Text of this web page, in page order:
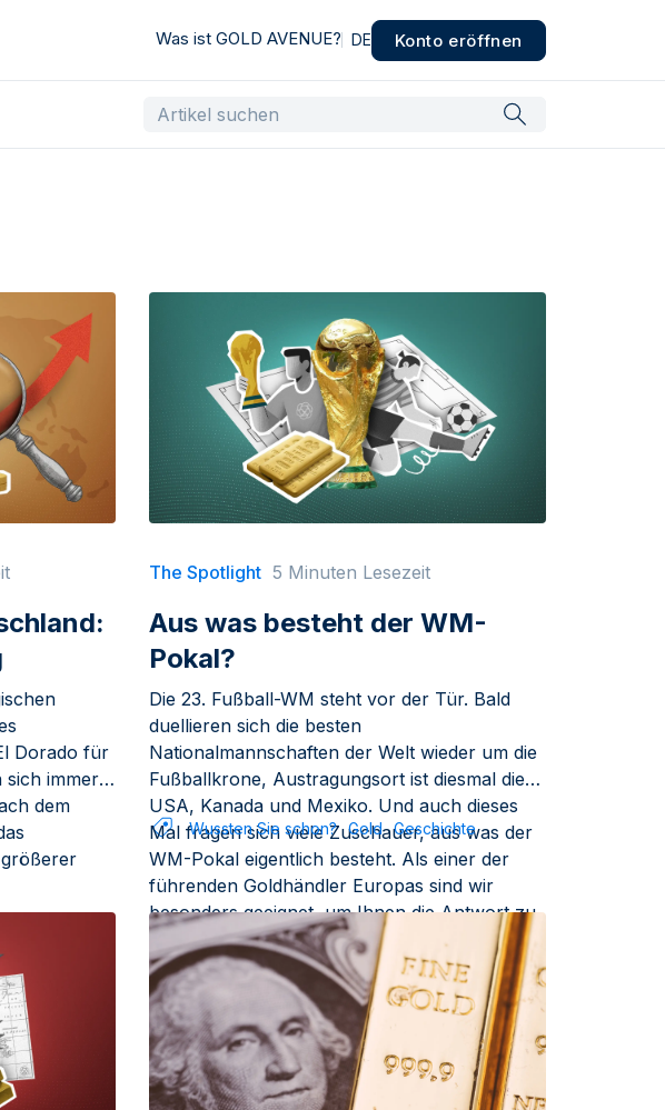
Was ist GOLD AVENUE? DE Konto eröffnen
Dorado für
sich immer
dem
The Spotlight 5 Minuten Lesezeit
Aus was besteht der WM-
Pokal?
Die 23. Fußball-WM steht vor der Tür. Bald
duellieren sich die besten
Nationalmannschaften der Welt wieder um die
Fußballkrone, Austragungsort ist diesmal die
USA, Kanada und Mexiko. Und auch dieses
Mal fragen sich viele Zuschauer, aus was der
WM-Pokal eigentlich besteht. Als einer der
führenden Goldhändler Europas sind wir
besonders geeignet, um Ihnen die Antwort zu
geben winking face
Wussten Sie schon? Gold Geschichte